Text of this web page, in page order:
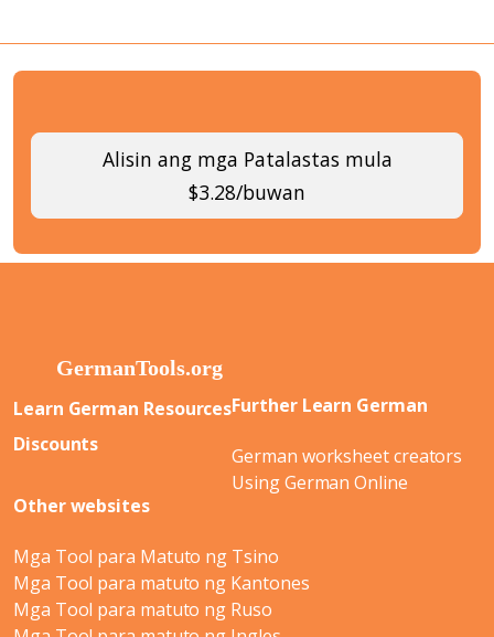
Alisin ang mga Patalastas mula
$3.28/buwan
Learn German Resources
Discounts
Further Learn German
German worksheet creators
Using German Online
Other websites
Mga Tool para Matuto ng Tsino
Mga Tool para matuto ng Kantones
Mga Tool para matuto ng Ruso